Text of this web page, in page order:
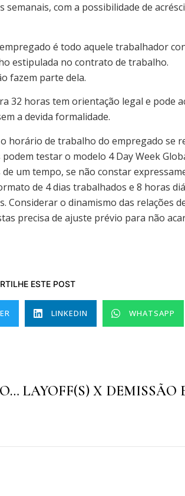
semanais, com a possibilidade de
é todo aquele trabalhador
estipulada no contrato de trabalho.
fazem parte dela.
32 horas tem orientação legal e pode
a devida formalidade.
horário de trabalho do empregado se
testar o modelo 4 Day Week
um tempo, se não constar
de 4 dias trabalhados e 8 horas
Considerar o dinamismo das relações
precisa de ajuste prévio para não
ESTE POST
LINKEDIN WHATSAPP
COMO FICA MEU CONTRATO DE TRABALHO QUANDO A EMPRESA VAI À FALÊNCIA?